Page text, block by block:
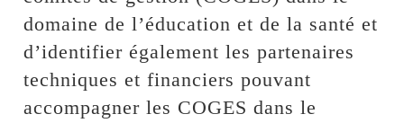
domaine de l’éducation et de la santé et
d’identifier également les partenaires
techniques et financiers pouvant
accompagner les COGES dans le